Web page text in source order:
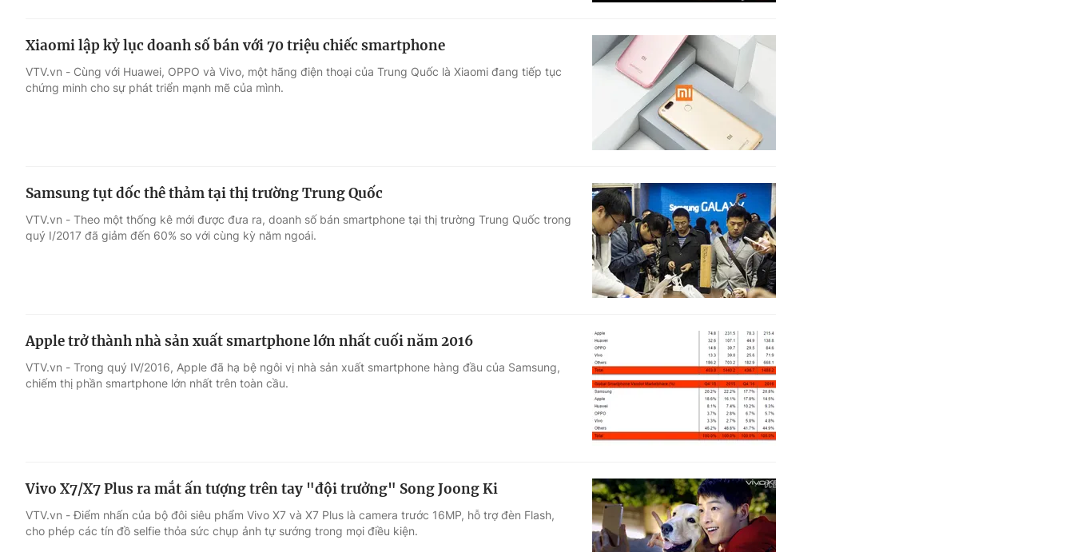
Xiaomi lập kỷ lục doanh số bán với 70 triệu chiếc smartphone
VTV.vn - Cùng với Huawei, OPPO và Vivo, một hãng điện thoại của Trung Quốc là Xiaomi đang tiếp tục
chứng minh cho sự phát triển mạnh mẽ của mình.
Samsung tụt dốc thê thảm tại thị trường Trung Quốc
VTV.vn - Theo một thống kê mới được đưa ra, doanh số bán smartphone tại thị trường Trung Quốc trong
quý I/2017 đã giảm đến 60% so với cùng kỳ năm ngoái.
Apple trở thành nhà sản xuất smartphone lớn nhất cuối năm 2016
VTV.vn - Trong quý IV/2016, Apple đã hạ bệ ngôi vị nhà sản xuất smartphone hàng đầu của Samsung,
chiếm thị phần smartphone lớn nhất trên toàn cầu.
Vivo X7/X7 Plus ra mắt ấn tượng trên tay "đội trưởng" Song Joong Ki
VTV.vn - Điểm nhấn của bộ đôi siêu phẩm Vivo X7 và X7 Plus là camera trước 16MP, hỗ trợ đèn Flash,
cho phép các tín đồ selfie thỏa sức chụp ảnh tự sướng trong mọi điều kiện.